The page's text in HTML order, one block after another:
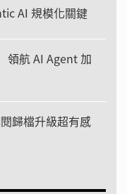
AI 規模化關鍵
領航 AI Agent 加
歸檔升級超有感